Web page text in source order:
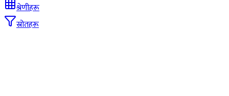
श्रेणीहरू
स्रोतहरू